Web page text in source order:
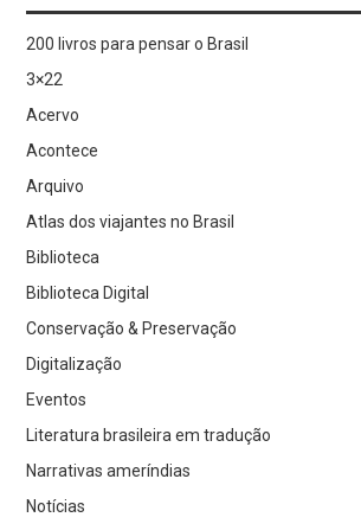
200 livros para pensar o Brasil
3×22
Acervo
Acontece
Arquivo
Atlas dos viajantes no Brasil
Biblioteca
Biblioteca Digital
Conservação & Preservação
Digitalização
Eventos
Literatura brasileira em tradução
Narrativas ameríndias
Notícias